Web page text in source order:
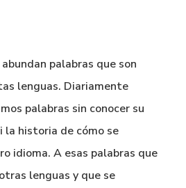
palabras que son
lenguas. Diariamente
palabras sin conocer su
historia de cómo se
idioma. A esas palabras que
lenguas y que se